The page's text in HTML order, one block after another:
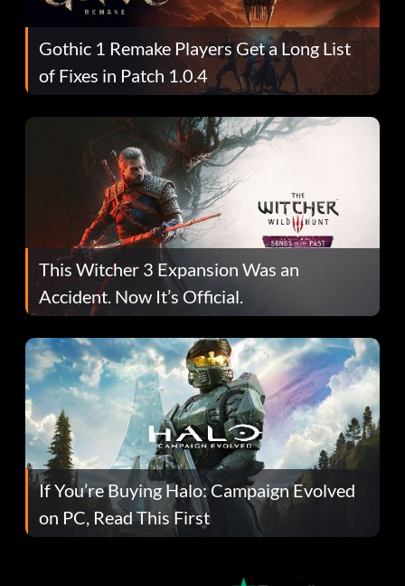
Gothic 1 Remake Players Get a Long List
of Fixes in Patch 1.0.4
This Witcher 3 Expansion Was an
Accident. Now It’s Official.
If You’re Buying Halo: Campaign Evolved
on PC, Read This First